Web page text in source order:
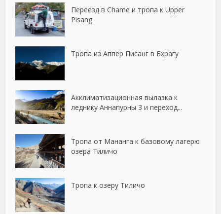
Переезд в Chame и тропа к Upper
Pisang
Тропа из Аппер Писанг в Бхрагу
Акклиматизационная вылазка к
леднику Аннапурны 3 и переход...
Тропа от Мананга к базовому лагерю
озера Тиличо
Тропа к озеру Тиличо